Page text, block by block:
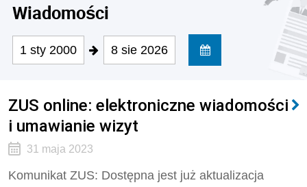
Wiadomości
1 sty 2000 8 sie 2026
ZUS online: elektroniczne wiadomości
i umawianie wizyt
31 maja 2023
Komunikat ZUS: Dostępna jest już aktualizacja